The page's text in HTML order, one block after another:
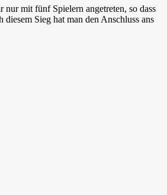
mit fünf Spielern angetreten, so dass
Sieg hat man den Anschluss ans